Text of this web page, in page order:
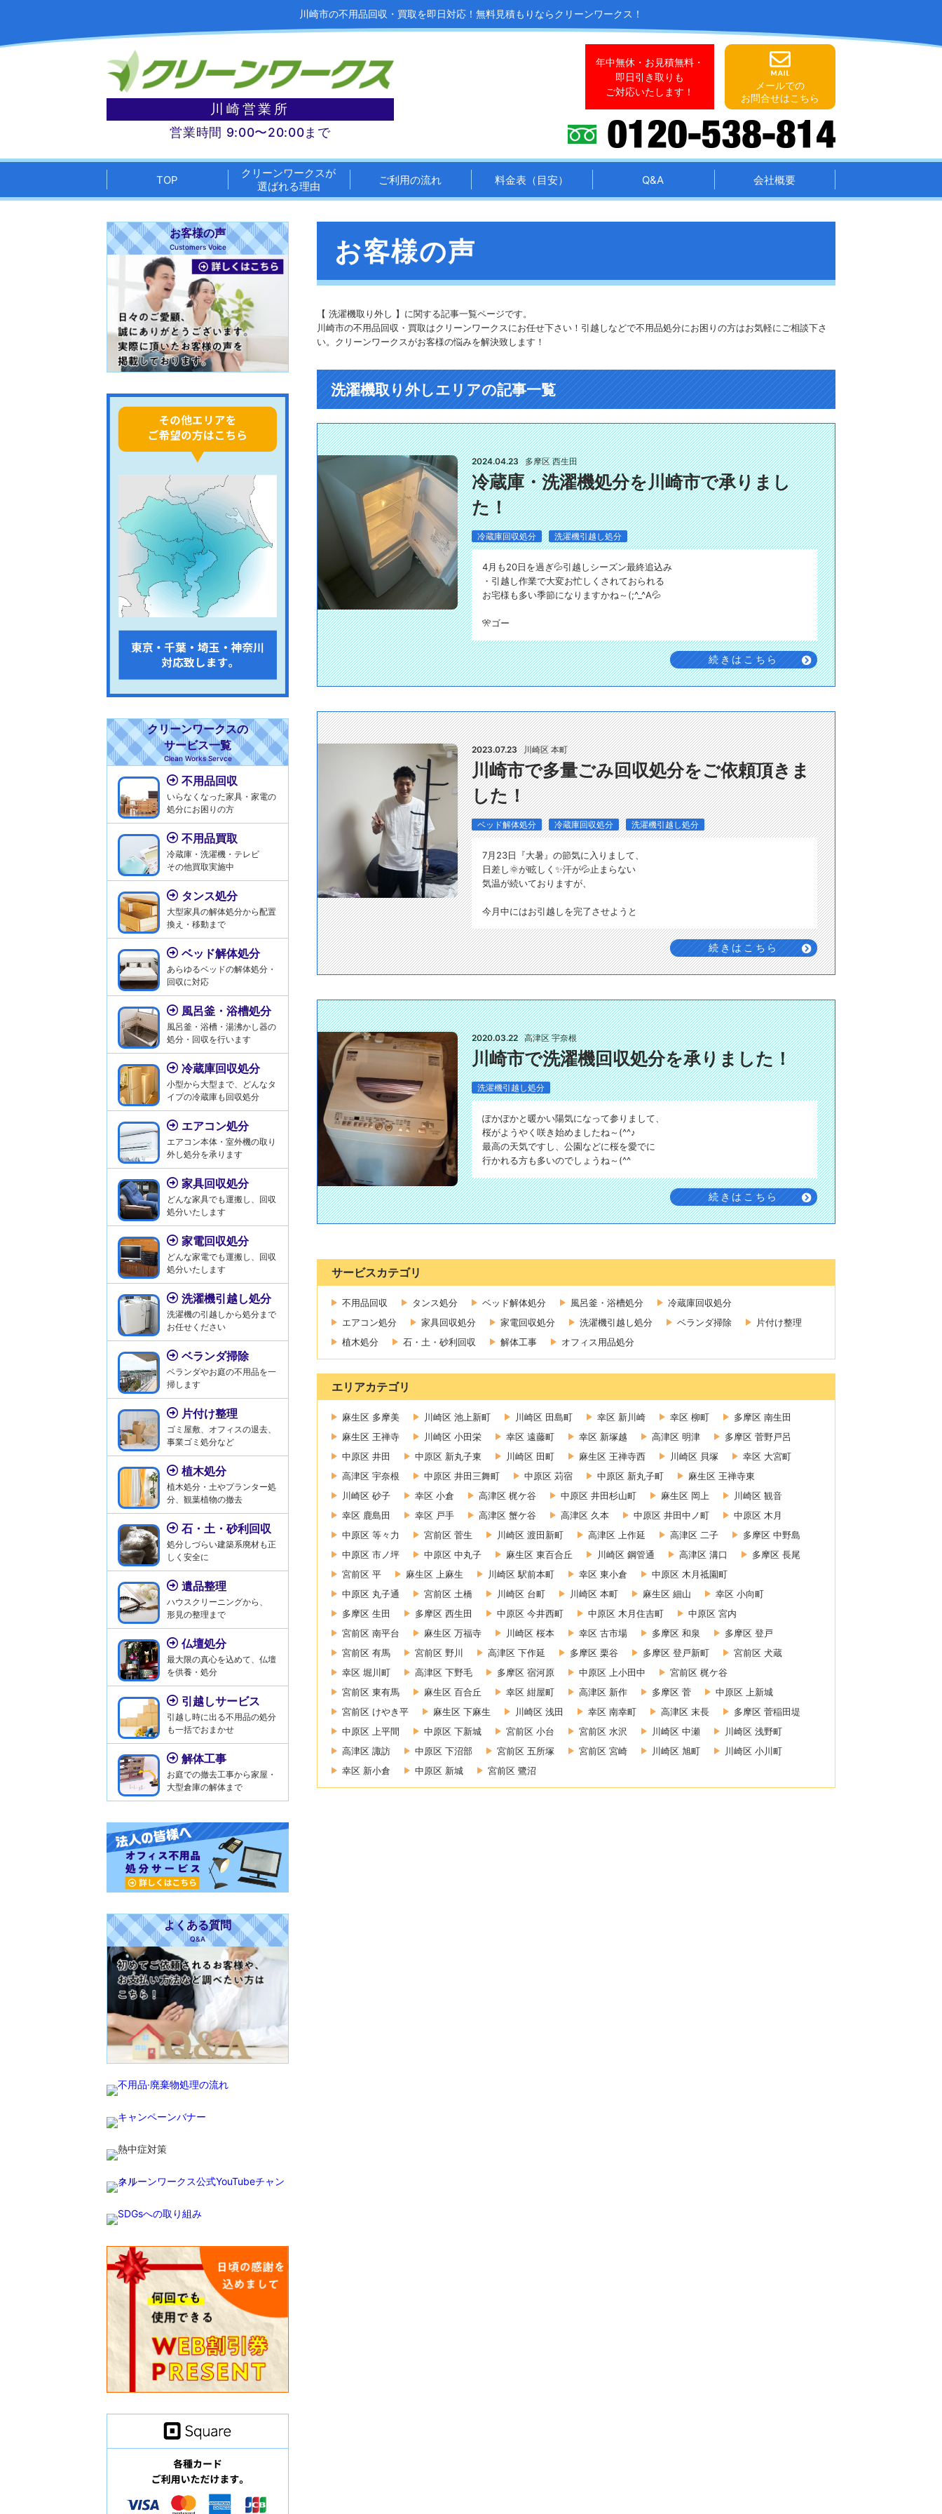
川崎市の不用品回収・買取を即日対応！ 無料見積もりならクリーンワークス！
川崎営業所
営業時間 9:00〜20:00まで
年中無休・お見積無料・
即日引き取りも
ご対応いたします！
メールでの
お問合せはこちら
TOP
クリーンワークスが
選ばれる理由
ご利用の流れ 料金表（目安） Q&A 会社概要
お客様の声
【 洗濯機取り外し 】に関する記事一覧ページです。
川崎市の不用品回収・買取はクリーンワークスにお任せ下さい！引越しなどで不用品処分にお困りの方はお気軽にご相談下さ
い。クリーンワークスがお客様の悩みを解決致します！
洗濯機取り外しエリアの記事一覧
2024.04.23 多摩区 西生田
冷蔵庫・洗濯機処分を川崎市で承りまし
た！
冷蔵庫回収処分 洗濯機引越し処分
4月も20日を過ぎ💦引越しシーズン最終追込み
・引越し作業で大変お忙しくされておられる
お宅様も多い季節になりますかね～(;^_^A💦
🎌ゴー
続きはこちら
2023.07.23 川崎区 本町
川崎市で多量ごみ回収処分をご依頼頂きま
した！
ベッド解体処分 冷蔵庫回収処分 洗濯機引越し処分
7月23日『大暑』の節気に入りまして、
日差し🌞が眩しく✨汗が💦止まらない
気温が続いておりますが、
今月中にはお引越しを完了させようと
続きはこちら
2020.03.22 高津区 宇奈根
川崎市で洗濯機回収処分を承りました！
洗濯機引越し処分
ぽかぽかと暖かい陽気になって参りまして、
桜がようやく咲き始めましたね～(^^♪
最高の天気ですし、公園などに桜を愛でに
行かれる方も多いのでしょうね～(^^
続きはこちら
サービスカテゴリ
不用品回収 タンス処分 ベッド解体処分 風呂釜・浴槽処分
冷蔵庫回収処分
エアコン処分
家具回収処分 家電回収処分 洗濯機引越し処分 ベランダ掃除
片付け整理
植木処分
石・土・砂利回収 解体工事 オフィス用品処分
エリアカテゴリ
麻生区 多摩美 川崎区 池上新町 川崎区 田島町 幸区 新川崎 幸区 柳町
多摩区 南生田
麻生区 王禅寺
川崎区 小田栄 幸区 遠藤町 幸区 新塚越 高津区 明津
多摩区 菅野戸呂
中原区 井田
中原区 新丸子東 川崎区 田町 麻生区 王禅寺西 川崎区 貝塚
幸区 大宮町
高津区 宇奈根
中原区 井田三舞町 中原区 苅宿 中原区 新丸子町
麻生区 王禅寺東
川崎区 砂子
幸区 小倉 高津区 梶ケ谷 中原区 井田杉山町 麻生区 岡上
川崎区 観音
幸区 鹿島田
幸区 戸手 高津区 蟹ケ谷 高津区 久本 中原区 井田中ノ町
中原区 木月
中原区 等々力
宮前区 菅生 川崎区 渡田新町 高津区 上作延 高津区 二子
多摩区 中野島
中原区 市ノ坪
中原区 中丸子 麻生区 東百合丘 川崎区 鋼管通 高津区 溝口
多摩区 長尾
宮前区 平
麻生区 上麻生 川崎区 駅前本町 幸区 東小倉
中原区 木月祗園町
中原区 丸子通
宮前区 土橋 川崎区 台町 川崎区 本町 麻生区 細山
幸区 小向町
多摩区 生田
多摩区 西生田 中原区 今井西町 中原区 木月住吉町
中原区 宮内
宮前区 南平台
麻生区 万福寺 川崎区 桜本 幸区 古市場 多摩区 和泉
多摩区 登戸
宮前区 有馬
宮前区 野川 高津区 下作延 多摩区 栗谷 多摩区 登戸新町
宮前区 犬蔵
幸区 堀川町
高津区 下野毛 多摩区 宿河原 中原区 上小田中
宮前区 梶ケ谷
宮前区 東有馬
麻生区 百合丘 幸区 紺屋町 高津区 新作 多摩区 菅
中原区 上新城
宮前区 けやき平
麻生区 下麻生 川崎区 浅田 幸区 南幸町 高津区 末長
多摩区 菅稲田堤
中原区 上平間
中原区 下新城 宮前区 小台 宮前区 水沢 川崎区 中瀬
川崎区 浅野町
高津区 諏訪
中原区 下沼部 宮前区 五所塚 宮前区 宮崎 川崎区 旭町
川崎区 小川町
幸区 新小倉
中原区 新城 宮前区 鷺沼
お客様の声
Customers Voice
クリーンワークスの
サービス一覧
Clean Works Servce
不用品回収
いらなくなった家具・家電の
処分にお困りの方
不用品買取
冷蔵庫・洗濯機・テレビ
その他買取実施中
タンス処分
大型家具の解体処分から配置
換え・移動まで
ベッド解体処分
あらゆるベッドの解体処分・
回収に対応
風呂釜・浴槽処分
風呂釜・浴槽・湯沸かし器の
処分・回収を行います
冷蔵庫回収処分
小型から大型まで、どんなタ
イプの冷蔵庫も回収処分
エアコン処分
エアコン本体・室外機の取り
外し処分を承ります
家具回収処分
どんな家具でも運搬し、回収
処分いたします
家電回収処分
どんな家電でも運搬し、回収
処分いたします
洗濯機引越し処分
洗濯機の引越しから処分まで
お任せください
ベランダ掃除
ベランダやお庭の不用品を一
掃します
片付け整理
ゴミ屋敷、オフィスの退去、
事業ゴミ処分など
植木処分
植木処分・土やプランター処
分、観葉植物の撤去
石・土・砂利回収
処分しづらい建築系廃材も正
しく安全に
遺品整理
ハウスクリーニングから、
形見の整理まで
仏壇処分
最大限の真心を込めて、仏壇
を供養・処分
引越しサービス
引越し時に出る不用品の処分
も一括でおまかせ
解体工事
お庭での撤去工事から家屋・
大型倉庫の解体まで
よくある質問
Q&A